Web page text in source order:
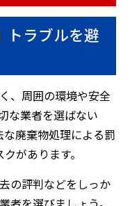
トラブルを避
、周囲の環境や安全
な業者を選ばない
廃棄物処理による罰
があります。
の評判などをしっか